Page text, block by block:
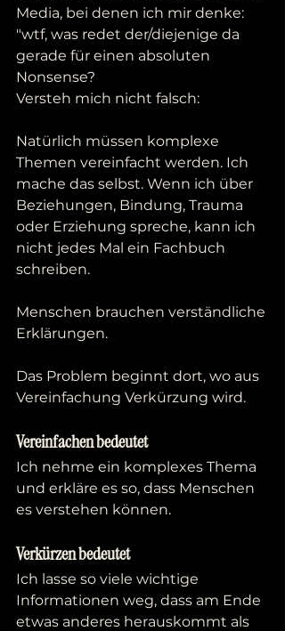
Media, bei denen ich mir denke:
"wtf, was redet der/diejenige da
gerade für einen absoluten
Nonsense?
Versteh mich nicht falsch:
Natürlich müssen komplexe
Themen vereinfacht werden. Ich
mache das selbst. Wenn ich über
Beziehungen, Bindung, Trauma
oder Erziehung spreche, kann ich
nicht jedes Mal ein Fachbuch
schreiben.
Menschen brauchen verständliche
Erklärungen.
Das Problem beginnt dort, wo aus
Vereinfachung Verkürzung wird.
Vereinfachen bedeutet
Ich nehme ein komplexes Thema
und erkläre es so, dass Menschen
es verstehen können.
Verkürzen bedeutet
Ich lasse so viele wichtige
Informationen weg, dass am Ende
etwas anderes herauskommt als